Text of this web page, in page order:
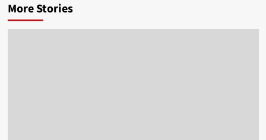
More Stories